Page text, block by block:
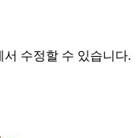
수정할 수 있습니다.